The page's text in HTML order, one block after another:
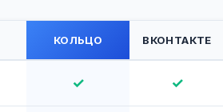
КОЛЬЦО ВКОНТАКТЕ
✓ ✓